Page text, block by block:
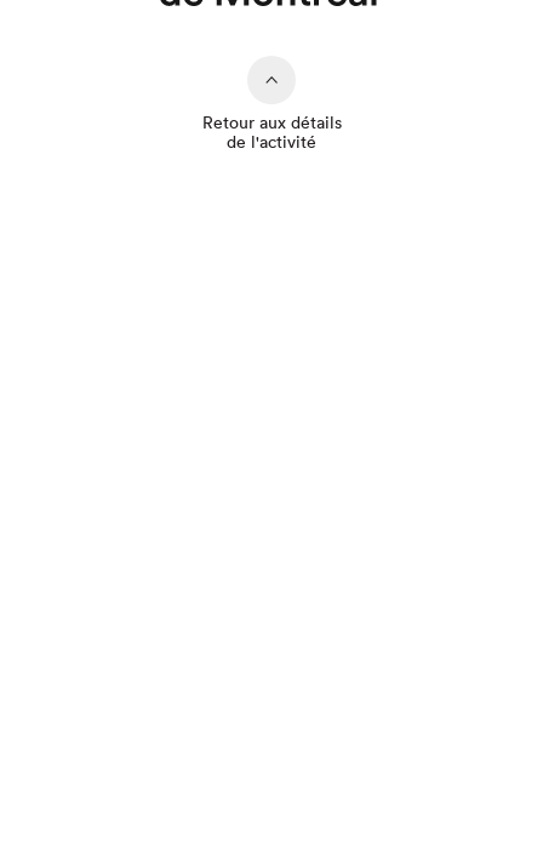
Retour aux détails
de l'activité